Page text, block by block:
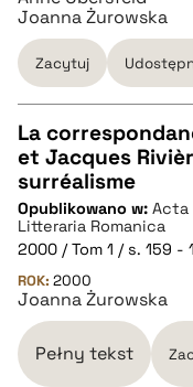
BIBTEX
Joanna Żurowska
Zacytuj
CZYSTY TEKST
pobierz cytat
BIBTEX
pobierz cytat
La
et Jacques
surréalisme
Opublikowano w: Acta
Litteraria Romanica
2000 / Tom 1 / s. 159 -
ROK: 2000
Joanna Żurowska
Pełny tekst